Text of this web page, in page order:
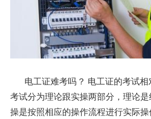
电工证难考吗？ 电工证的考试相
考试分为理论跟实操两部分，理论
操是按照相应的操作流程进行实际